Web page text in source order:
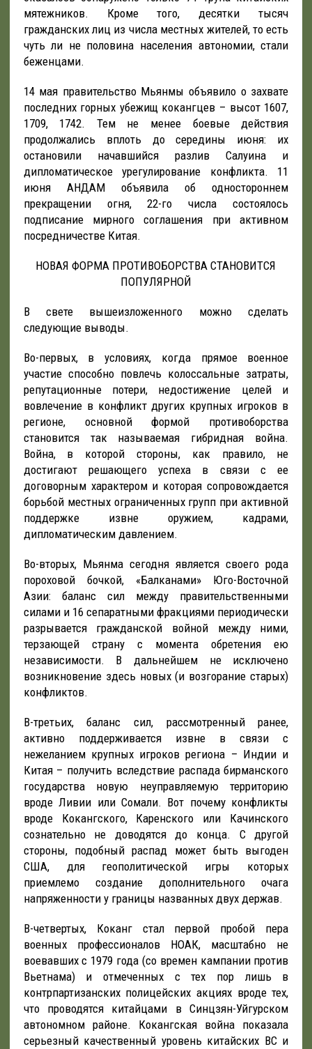
мятежников. Кроме того, десятки тысяч
гражданских лиц из числа местных жителей, то есть
чуть ли не половина населения автономии, стали
беженцами.
14 мая правительство Мьянмы объявило о захвате
последних горных убежищ кокангцев – высот 1607,
1709, 1742. Тем не менее боевые действия
продолжались вплоть до середины июня: их
остановили начавшийся разлив Салуина и
дипломатическое урегулирование конфликта. 11
июня АНДАМ объявила об одностороннем
прекращении огня, 22-го числа состоялось
подписание мирного соглашения при активном
посредничестве Китая.
НОВАЯ ФОРМА ПРОТИВОБОРСТВА СТАНОВИТСЯ
ПОПУЛЯРНОЙ
В свете вышеизложенного можно сделать
следующие выводы.
Во-первых, в условиях, когда прямое военное
участие способно повлечь колоссальные затраты,
репутационные потери, недостижение целей и
вовлечение в конфликт других крупных игроков в
регионе, основной формой противоборства
становится так называемая гибридная война.
Война, в которой стороны, как правило, не
достигают решающего успеха в связи с ее
договорным характером и которая сопровождается
борьбой местных ограниченных групп при активной
поддержке извне оружием, кадрами,
дипломатическим давлением.
Во-вторых, Мьянма сегодня является своего рода
пороховой бочкой, «Балканами» Юго-Восточной
Азии: баланс сил между правительственными
силами и 16 сепаратными фракциями периодически
разрывается гражданской войной между ними,
терзающей страну с момента обретения ею
независимости. В дальнейшем не исключено
возникновение здесь новых (и возгорание старых)
конфликтов.
В-третьих, баланс сил, рассмотренный ранее,
активно поддерживается извне в связи с
нежеланием крупных игроков региона – Индии и
Китая – получить вследствие распада бирманского
государства новую неуправляемую территорию
вроде Ливии или Сомали. Вот почему конфликты
вроде Кокангского, Каренского или Качинского
сознательно не доводятся до конца. С другой
стороны, подобный распад может быть выгоден
США, для геополитической игры которых
приемлемо создание дополнительного очага
напряженности у границы названных двух держав.
В-четвертых, Коканг стал первой пробой пера
военных профессионалов НОАК, масштабно не
воевавших с 1979 года (со времен кампании против
Вьетнама) и отмеченных с тех пор лишь в
контрпартизанских полицейских акциях вроде тех,
что проводятся китайцами в Синцзян-Уйгурском
автономном районе. Кокангская война показала
серьезный качественный уровень китайских ВС и